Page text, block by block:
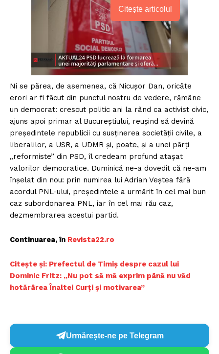
Citește articolul
Ni se părea, de asemenea, că Nicușor Dan, oricâte
erori ar fi făcut din punctul nostru de vedere, rămâne
un democrat: crescut politic ani la rând ca activist civic,
ajuns apoi primar al Bucureștiului, reușind să devină
președintele republicii cu susținerea societății civile, a
liberalilor, a USR, a UDMR și, poate, și a unei părți
„reformiste” din PSD, îl credeam profund atașat
valorilor democratice. Duminică ne-a dovedit că ne-am
înșelat din nou: prin numirea lui Adrian Veștea fără
acordul PNL-ului, președintele a urmărit în cel mai bun
caz subordonarea PNL, iar în cel mai rău caz,
dezmembrarea acestui partid.
Continuarea, în Revista22.ro
Citește și: Prefectul de Timiș despre cazul lui
Dominic Fritz: „Nu pot să mă exprim până nu văd
hotărârea Înaltei Curţi şi motivarea”
Urmărește-ne pe Telegram